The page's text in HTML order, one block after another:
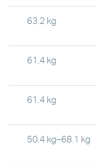
63.2 kg
61.4 kg
61.4 kg
50.4 kg–68.1 kg